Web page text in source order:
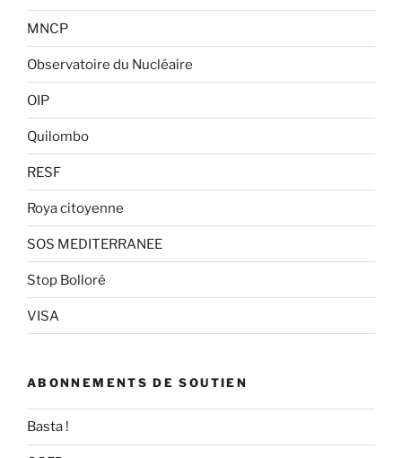
MNCP
Observatoire du Nucléaire
OIP
Quilombo
RESF
Roya citoyenne
SOS MEDITERRANEE
Stop Bolloré
VISA
ABONNEMENTS DE SOUTIEN
Basta !